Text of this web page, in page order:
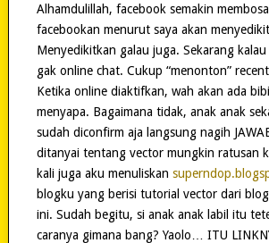
Alhamdulillah, facebook semakin
facebookan menurut saya akan
Menyedikitkan galau juga. Sekarang
gak online chat. Cukup “menonton”
Ketika online diaktifkan, wah akan ada
menyapa. Bagaimana tidak, anak anak
sudah diconfirm aja langsung nagih
ditanyai tentang vector mungkin ratusan
kali juga aku menuliskan
blogku yang berisi tutorial vector dari blog
ini. Sudah begitu, si anak anak labil itu
caranya gimana bang? Yaolo… ITU